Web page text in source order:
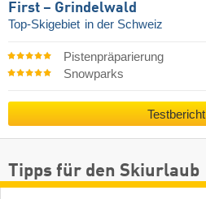
First – Grindelwald
Top-Skigebiet in der Schweiz
Pistenpräparierung
Snowparks
Testbericht
Tipps für den Skiurlaub